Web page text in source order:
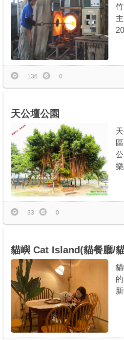
136 0
天公壇公園
33 0
貓嶼 Cat Island(貓餐廳/